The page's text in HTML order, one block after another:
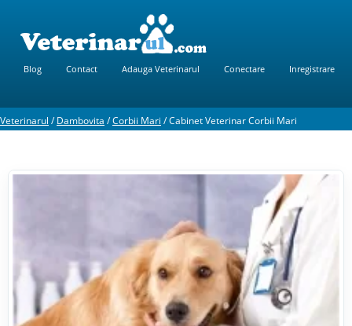
Blog Contact Adauga Veterinarul Conectare Inregistrare
Veterinarul /Dambovita /Corbii Mari /Cabinet Veterinar Corbii Mari